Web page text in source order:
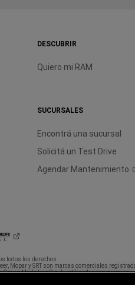
DESCUBRIR
Quiero mi RAM
SUCURSALES
Encontrá una sucursal
Solicitá un Test Drive
Agendar Mantenimiento
todos los derechos.
Mopar y SRT son marcas comerciales
Group Marketing S.p.A., utilizadas con permiso.